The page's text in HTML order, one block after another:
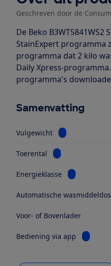
Geschreven door de
De Beko
StainExpert programma
programma dat 2 kilo
Daily Xpress-
programma's
Samenvatting
Vulgewicht Bekijk
Toerental Bekijk informatie
Energieklasse Bekijk
Automatische
Voor- of Bovenlader
Bediening via app Bekijk